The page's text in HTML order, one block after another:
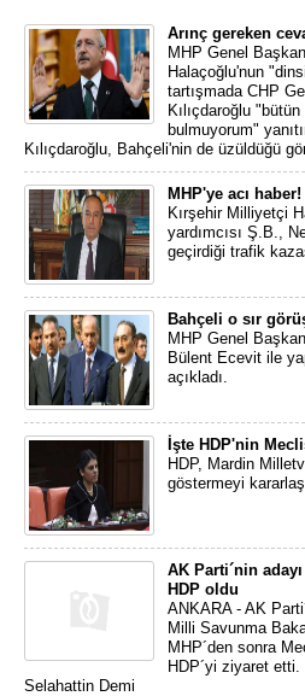
Arınç gereken
MHP Genel
Halaçoğlu'nun
tartışmada CHP
Kılıçdaroğlu
bulmuyorum"
Kılıçdaroğlu, Bahçeli'nin de üzüldüğü
MHP'ye acı
Kırşehir Milliyetçi
yardımcısı Ş.B.,
geçirdiği trafik
Bahçeli o sır
MHP Genel
Bülent Ecevit ile
açıkladı.
İşte HDP'nin
HDP, Mardin
göstermeyi
AK Parti´nin
HDP oldu
ANKARA - AK
Milli Savunma
MHP´den sonra
HDP´yi ziyaret
Selahattin Demi